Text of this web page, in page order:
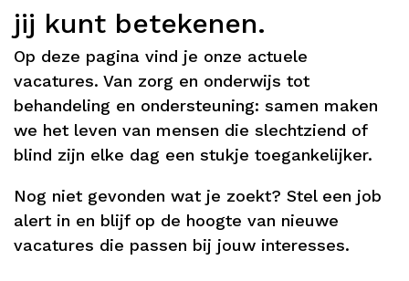
jij kunt betekenen.
Op deze pagina vind je onze actuele
vacatures. Van zorg en onderwijs tot
behandeling en ondersteuning: samen maken
we het leven van mensen die slechtziend of
blind zijn elke dag een stukje toegankelijker.
Nog niet gevonden wat je zoekt? Stel een job
alert in en blijf op de hoogte van nieuwe
vacatures die passen bij jouw interesses.